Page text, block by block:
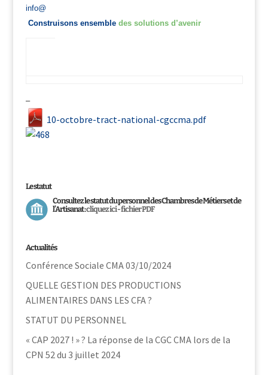
info@
Construisons ensemble des solutions d’avenir
–
10-octobre-tract-national-cgccma.pdf
Le statut
Consultez le statut du personnel des Chambres de Métiers et de
l’Artisanat :cliquez ici - fichier PDF
Actualités
Conférence Sociale CMA 03/10/2024
QUELLE GESTION DES PRODUCTIONS
ALIMENTAIRES DANS LES CFA ?
STATUT DU PERSONNEL
« CAP 2027 ! » ? La réponse de la CGC CMA lors de la
CPN 52 du 3 juillet 2024